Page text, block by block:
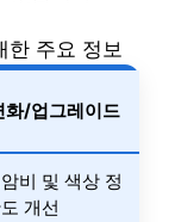
한 주요 정보
화/업그레이드
비 및 색상 정
개선